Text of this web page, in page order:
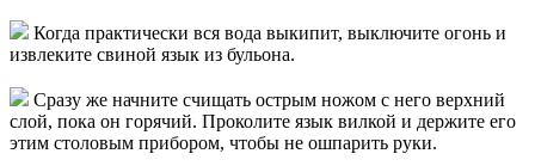
Когда практически вся вода выкипит, выключите огонь и
извлеките свиной язык из бульона.
Сразу же начните счищать острым ножом с него верхний
слой, пока он горячий. Проколите язык вилкой и держите его
этим столовым прибором, чтобы не ошпарить руки.